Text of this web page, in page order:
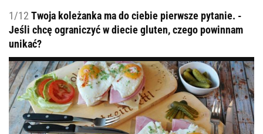
1/12 Twoja koleżanka ma do ciebie pierwsze pytanie. -
Jeśli chcę ograniczyć w diecie gluten, czego powinnam
unikać?